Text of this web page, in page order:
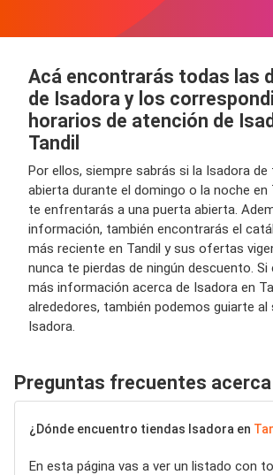
Acá encontrarás todas las
de Isadora y los
horarios de atención de
Tandil
Por ellos, siempre sabrás si la Isadora
abierta durante el domingo o la noche en
te enfrentarás a una puerta abierta.
información, también encontrarás el
más reciente en Tandil y sus ofertas
nunca te pierdas de ningún descuento.
más información acerca de Isadora en
alrededores, también podemos guiarte al
Isadora.
Preguntas frecuentes
¿Dónde encuentro tiendas Isadora en
En esta página vas a ver un listado con